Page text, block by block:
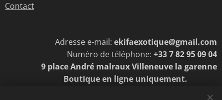
Contact
Adresse e-mail: ekifaexotique@gmail.com
Numéro de téléphone: +33 7 82 95 09 04
9 place André malraux Villeneuve la garenne
Boutique en ligne uniquement.